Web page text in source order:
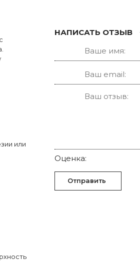
или
НАПИСАТЬ ОТЗЫВ
Оценка:
Отправить